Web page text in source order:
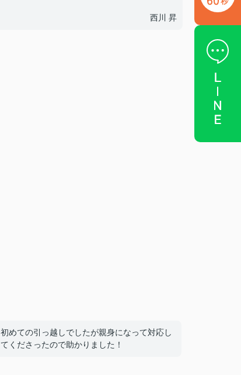
西川 昇
初めての引っ越しでしたが親身になって対応し
てくださったので助かりました！